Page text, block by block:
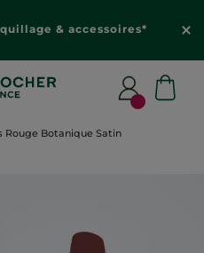
& accessoires*
Rouge Botanique Satin